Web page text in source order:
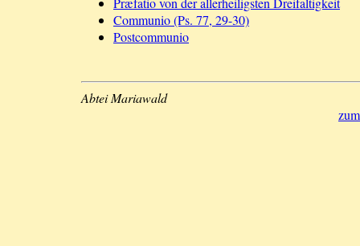
Communio (Ps. 77, 29-30)
Postcommunio
Abtei Mariawald